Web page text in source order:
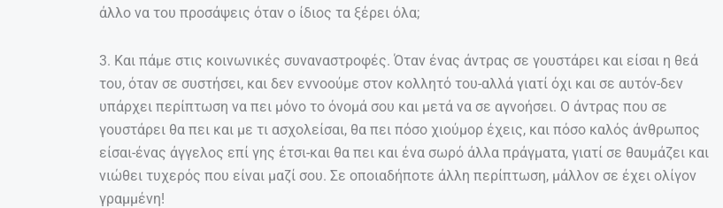
άλλο να του προσάψεις όταν ο ίδιος τα ξέρει όλα;
3. Και πάμε στις κοινωνικές συναναστροφές. Όταν ένας άντρας σε γουστάρει και είσαι η θεά
του, όταν σε συστήσει, και δεν εννοούμε στον κολλητό του-αλλά γιατί όχι και σε αυτόν-δεν
υπάρχει περίπτωση να πει μόνο το όνομά σου και μετά να σε αγνοήσει. Ο άντρας που σε
γουστάρει θα πει και με τι ασχολείσαι, θα πει πόσο χιούμορ έχεις, και πόσο καλός άνθρωπος
είσαι-ένας άγγελος επί γης έτσι-και θα πει και ένα σωρό άλλα πράγματα, γιατί σε θαυμάζει και
νιώθει τυχερός που είναι μαζί σου. Σε οποιαδήποτε άλλη περίπτωση, μάλλον σε έχει ολίγον
γραμμένη!